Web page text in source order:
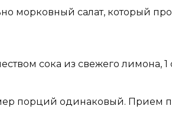
морковный салат, который
сока из свежего лимона, 1
порций одинаковый. Прием